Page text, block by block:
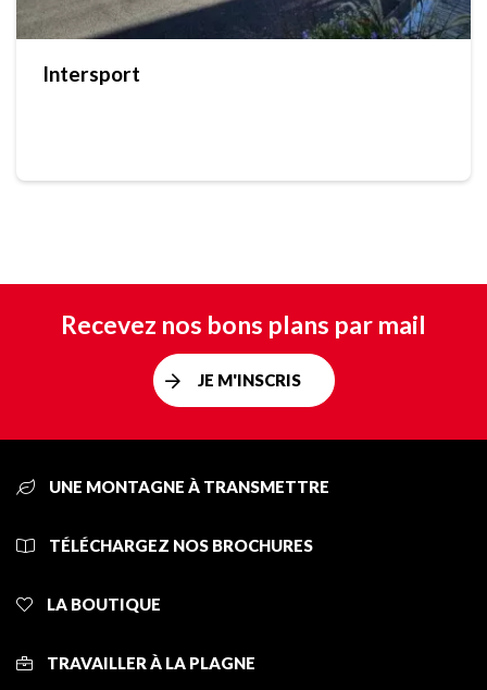
Intersport
Recevez nos bons plans par mail
JE M'INSCRIS
UNE MONTAGNE À TRANSMETTRE
TÉLÉCHARGEZ NOS BROCHURES
LA BOUTIQUE
TRAVAILLER À LA PLAGNE